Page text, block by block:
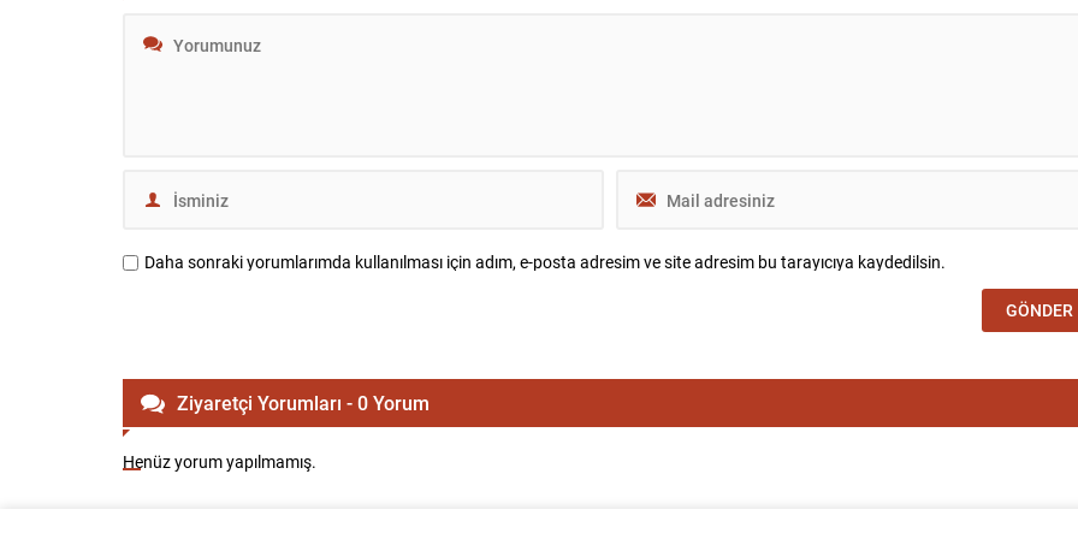
Daha sonraki yorumlarımda kullanılması için adım, e-posta adresim ve site adresim bu tarayıcıya kaydedilsin.
Ziyaretçi Yorumları - 0 Yorum
Henüz yorum yapılmamış.